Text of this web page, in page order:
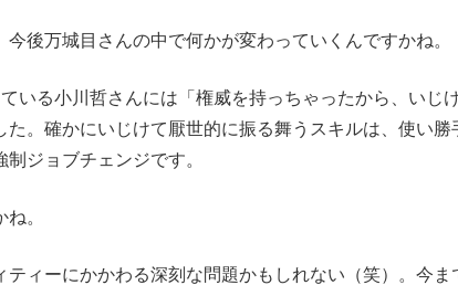
後万城目さんの中で何かが変わっていくんですかね。
いる小川哲さんには「権威を持っちゃったから、いじ
。確かにいじけて厭世的に振る舞うスキルは、使い勝
ジョブチェンジです。
。
ィーにかかわる深刻な問題かもしれない（笑）。今ま